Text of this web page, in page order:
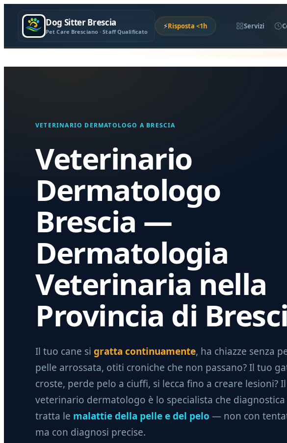
Dog Sitter Brescia
Pet Care Bresciano · Staff Qualificato
⚡Risposta <1h Servizi
VETERINARIO DERMATOLOGO A BRESCIA
Veterinario
Dermatologo
Brescia —
Dermatologia
Veterinaria nella
Provincia di
Il tuo cane si gratta continuamente, ha chiazze senza
pelle arrossata, otiti croniche che non passano? Il tuo
croste, perde pelo a ciuffi, si lecca fino a creare lesioni? Il
veterinario dermatologo è lo specialista che diagnostica
tratta le malattie della pelle e del pelo — non con
ma con diagnosi precise.